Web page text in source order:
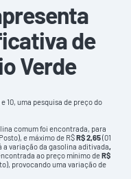
de
Verde
10, uma pesquisa de preço do
comum foi encontrada, para
e máximo de R$R$ 2,65(01
a variação da gasolina aditivada,
ao preço mínimo deR$
provocando uma variação de